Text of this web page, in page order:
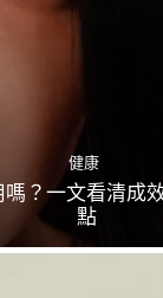
健康
？一文看清成
點